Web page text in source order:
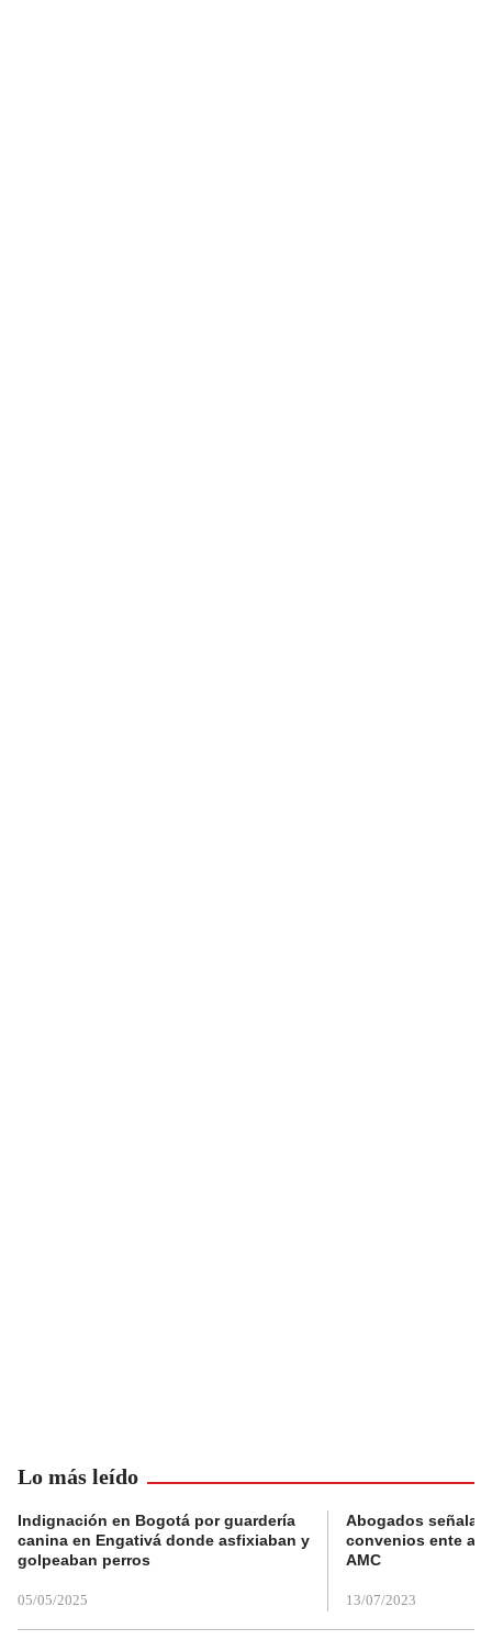
Lo más leído
Indignación en Bogotá por guardería
canina en Engativá donde asfixiaban y
golpeaban perros
05/05/2025
Abogados
convenios ente
AMC
13/07/2023